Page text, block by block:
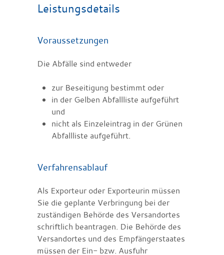
Leistungsdetails
Voraussetzungen
Die Abfälle sind entweder
zur Beseitigung bestimmt oder
in der Gelben Abfallliste aufgeführt
und
nicht als Einzeleintrag in der Grünen
Abfallliste aufgeführt.
Verfahrensablauf
Als Exporteur oder Exporteurin müssen
Sie die geplante Verbringung bei der
zuständigen Behörde des Versandortes
schriftlich beantragen. Die Behörde des
Versandortes und des Empfängerstaates
müssen der Ein- bzw. Ausfuhr